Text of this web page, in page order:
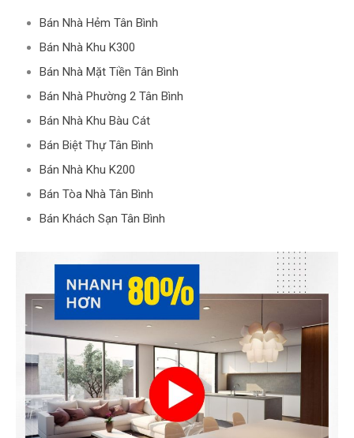
Bán Nhà Hẻm Tân Bình
Bán Nhà Khu K300
Bán Nhà Mặt Tiền Tân Bình
Bán Nhà Phường 2 Tân Bình
Bán Nhà Khu Bàu Cát
Bán Biệt Thự Tân Bình
Bán Nhà Khu K200
Bán Tòa Nhà Tân Bình
Bán Khách Sạn Tân Bình